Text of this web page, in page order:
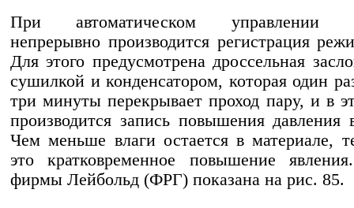
При автоматическом управлении
непрерывно производится регистрация
Для этого предусмотрена дроссельная
сушилкой и конденсатором, которая один
три минуты перекрывает проход пару, и в
производится запись повышения давления
Чем меньше влаги остается в материале,
это кратковременное повышение
фирмы Лейбольд (ФРГ) показана на рис. 85.